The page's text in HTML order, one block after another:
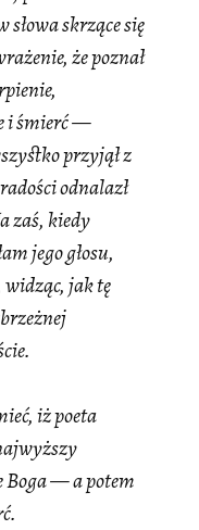
słowa skrzące się
że poznał
i śmierć —
przyjął z
odnalazł
zaś, kiedy
jego głosu,
widząc, jak tę
iż poeta
Boga — a potem